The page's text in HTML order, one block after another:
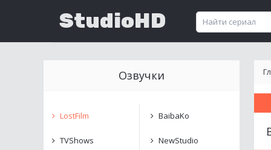
StudioHD
Озвучки
LostFilm BaibaKo
TVShows NewStudio